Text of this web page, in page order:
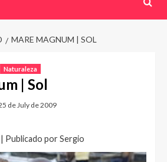
MARE MAGNUM | SOL
Naturaleza
| Sol
de July de 2009
Publicado por Sergio